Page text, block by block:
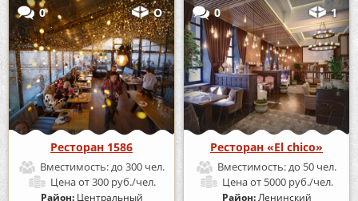
0 О
Ресторан 1586
Вместимость:до 300 чел.
Ценаот 300 руб./чел.
Район: Центральный
0 1
Ресторан «El chico»
Вместимость:до 50 чел.
Ценаот 5000 руб./чел.
Район:Ленинский